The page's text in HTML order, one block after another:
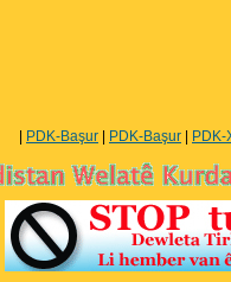
PDK-Başur PDK-Başur